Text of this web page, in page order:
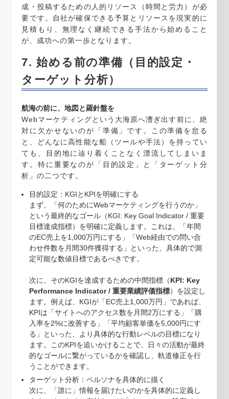
成・投稿するための人的リソース（時間と労力）が必
要です。自社が確保できる予算とリソースを現実的に
見積もり、無理なく継続できる手法から始めること
が、成功への第一歩となります。
7. 始める前の準備（目的設定・
ターゲット分析）
航海の前に、地図と羅針盤を
Webマーケティングという大海原へ漕ぎ出す前に、絶
対に欠かせないのが「準備」です。この準備を怠る
と、どんなに高性能な船（ツールや手法）を持ってい
ても、目的地に辿り着くことなく漂流してしまいま
す。特に重要なのが「目的設定」と「ターゲット分
析」の二つです。
目的設定：KGIとKPIを明確にする
まず、「何のためにWebマーケティングを行うのか」
という最終的なゴール（KGI: Key Goal Indicator / 重要
目標達成指標）を明確に定義します。これは、「年間
のEC売上を1,000万円にする」「Web経由での問い合
わせ件数を月間30件獲得する」といった、具体的で測
定可能な数値目標であるべきです。
次に、そのKGIを達成するための中間指標（KPI: Key
Performance Indicator / 重要業績評価指標）を設定し
ます。例えば、KGIが「EC売上1,000万円」であれば、
KPIは「サイトへのアクセス数を月間2万にする」「購
入率を2%に改善する」「平均顧客単価を5,000円にす
る」といった、より具体的な行動レベルの目標になり
ます。このKPIを追いかけることで、日々の活動が最終
的なゴールに繋がっているかを確認し、軌道修正を行
うことができます。
ターゲット分析：ペルソナを具体的に描く
次に、「誰に」情報を届けたいのかを具体的に定義し